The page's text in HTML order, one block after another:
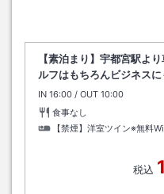
【素泊まり】宇都宮駅よ
ルフはもちろんビジネス
IN チェックイン
16:00 / OUT チェックアウト
10:00
食事なし
【禁煙】洋室ツイン※無料
税込